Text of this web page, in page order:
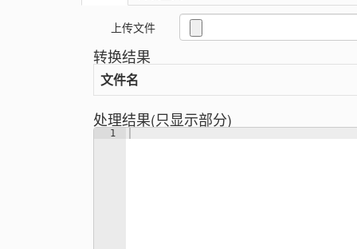
上传文件
转换结果
文件名
处理结果(只显示部分)
1